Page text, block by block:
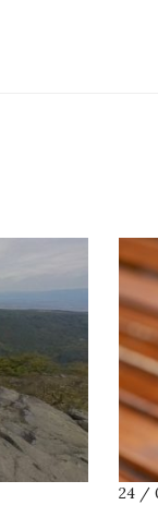
24 /